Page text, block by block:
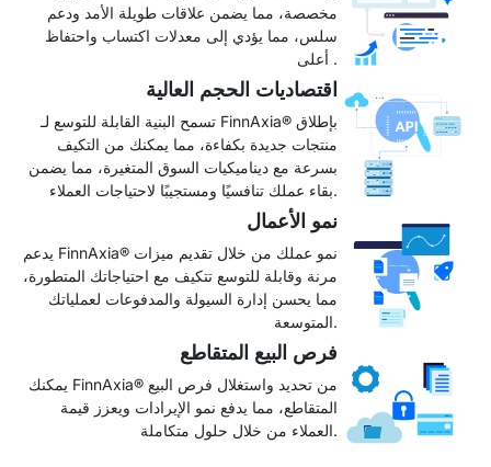
مخصصة، مما يضمن علاقات طويلة الأمد ودعم
سلس، مما يؤدي إلى معدلات اكتساب واحتفاظ
أعلى .
اقتصاديات الحجم العالية
تسمح البنية القابلة للتوسع لـ FinnAxia® بإطلاق
منتجات جديدة بكفاءة، مما يمكنك من التكيف
بسرعة مع ديناميكيات السوق المتغيرة، مما يضمن
بقاء عملك تنافسيًا ومستجيبًا لاحتياجات العملاء.
نمو الأعمال
يدعم FinnAxia® نمو عملك من خلال تقديم ميزات
مرنة وقابلة للتوسع تتكيف مع احتياجاتك المتطورة،
مما يحسن إدارة السيولة والمدفوعات لعملياتك
المتوسعة.
فرص البيع المتقاطع
يمكنك FinnAxia® من تحديد واستغلال فرص البيع
المتقاطع، مما يدفع نمو الإيرادات ويعزز قيمة
العملاء من خلال حلول متكاملة.